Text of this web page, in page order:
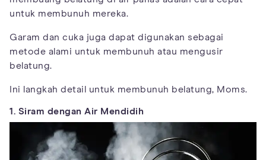
untuk membunuh mereka.
Garam dan cuka juga dapat digunakan sebagai
metode alami untuk membunuh atau mengusir
belatung.
Ini langkah detail untuk membunuh belatung, Moms.
1. Siram dengan Air Mendidih